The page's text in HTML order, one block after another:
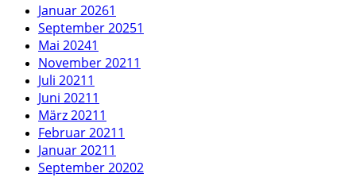
Januar 20261
September 20251
Mai 20241
November 20211
Juli 20211
Juni 20211
März 20211
Februar 20211
Januar 20211
September 20202